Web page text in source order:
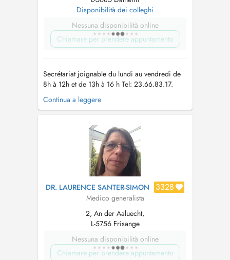
Disponibilità dei colleghi
Nessuna disponibilità online
Chiamare per prendere appuntamento
Secrétariat joignable du lundi au vendredi de
8h à 12h et de 13h à 16 h Tel: 23.66.83.17.
Nous vous prions de bien vouloir porter un
masque au sein du centre médical en cas de
secretary is available to answer your calls from
monday to friday from 8am to...
Continua a leggere
DR. LAURENCE SANTER-SIMON 3328
Medico generalista
2, An der Aaluecht,
L-5756 Frisange
Nessuna disponibilità online
Chiamare per prendere appuntamento